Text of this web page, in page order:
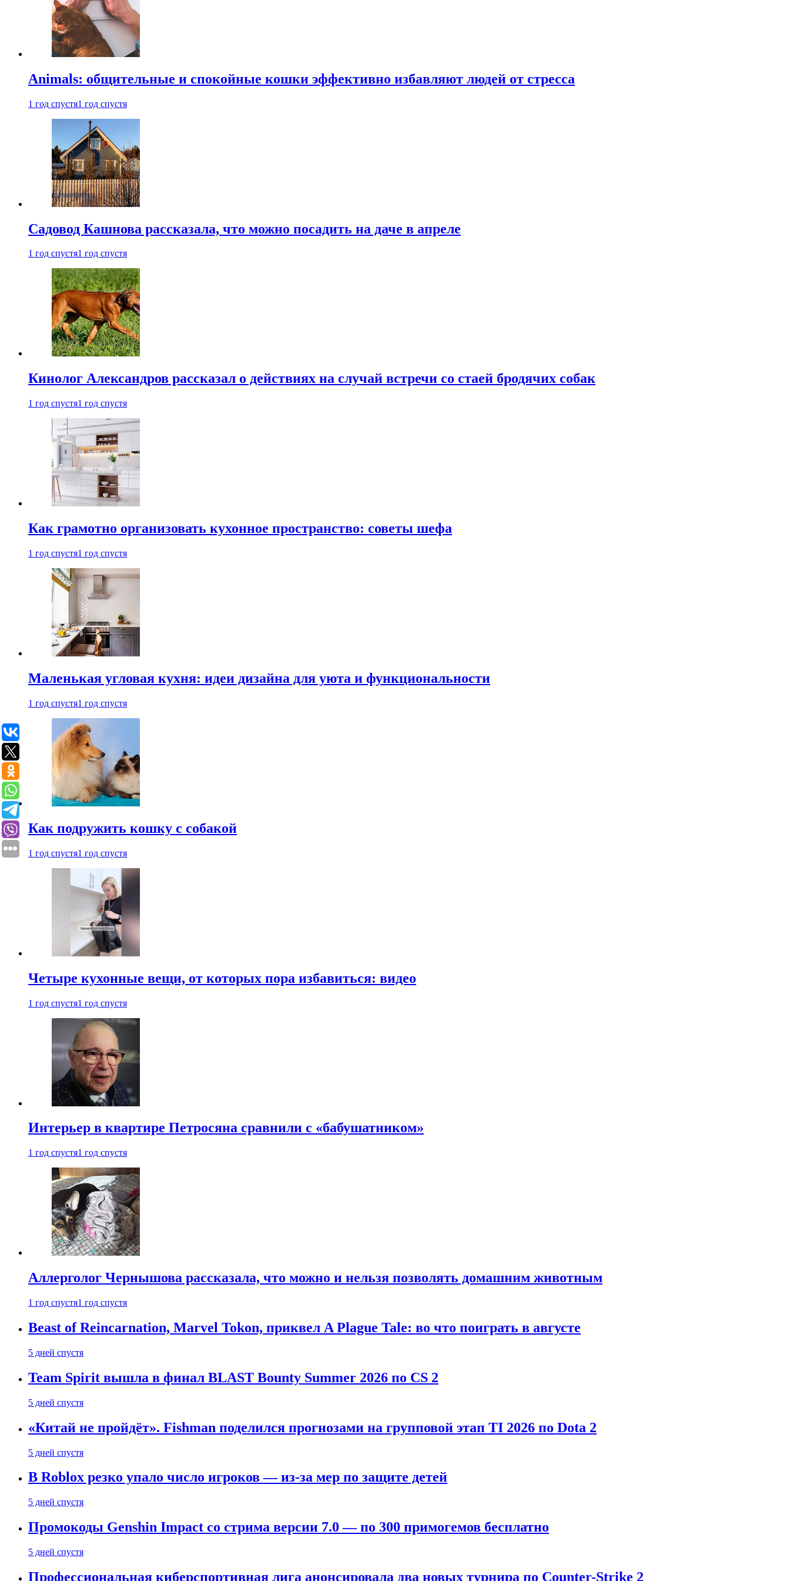
Animals: общительные и спокойные кошки эффективно избавляют людей от стресса
1 год спустя1 год спустя
Садовод Кашнова рассказала, что можно посадить на даче в апреле
1 год спустя1 год спустя
Кинолог Александров рассказал о действиях на случай встречи со стаей бродячих собак
1 год спустя1 год спустя
Как грамотно организовать кухонное пространство: советы шефа
1 год спустя1 год спустя
Маленькая угловая кухня: идеи дизайна для уюта и функциональности
1 год спустя1 год спустя
Как подружить кошку с собакой
1 год спустя1 год спустя
Четыре кухонные вещи, от которых пора избавиться: видео
1 год спустя1 год спустя
Интерьер в квартире Петросяна сравнили с «бабушатником»
1 год спустя1 год спустя
Аллерголог Чернышова рассказала, что можно и нельзя позволять домашним животным
1 год спустя1 год спустя
Beast of Reincarnation, Marvel Tokon, приквел A Plague Tale: во что поиграть в августе
5 дней спустя
Team Spirit вышла в финал BLAST Bounty Summer 2026 по CS 2
5 дней спустя
«Китай не пройдёт». Fishman поделился прогнозами на групповой этап TI 2026 по Dota 2
5 дней спустя
В Roblox резко упало число игроков — из-за мер по защите детей
5 дней спустя
Промокоды Genshin Impact со стрима версии 7.0 — по 300 примогемов бесплатно
5 дней спустя
Профессиональная киберспортивная лига анонсировала два новых турнира по Counter-Strike 2